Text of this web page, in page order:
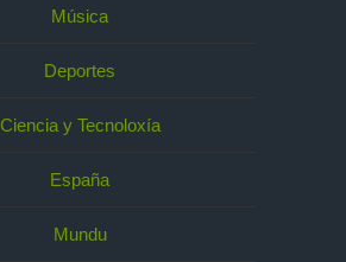
Música
Deportes
Ciencia y Tecnoloxía
España
Mundu